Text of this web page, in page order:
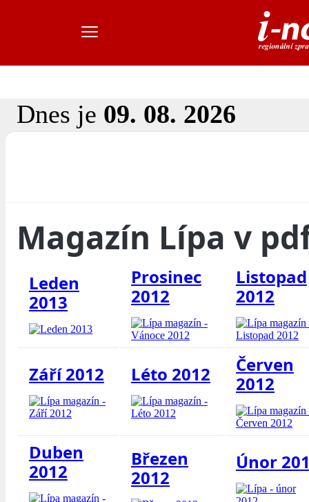
Dnes je 09. 08. 2026
Magazín Lípa v
Leden
2013
Prosinec
2012
Listopad
2012
Září 2012 Léto 2012
Červen
2012
Duben
2012
Březen
2012
Únor